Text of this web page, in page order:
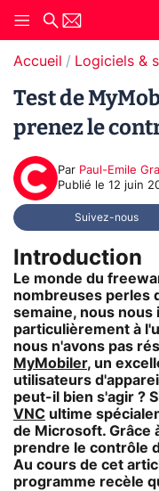
Accueil Logiciels &
Test de
prenez le
Par Paul-Emile
Publié le 12 juin
Suivez-nous
Introduction
Le monde du
nombreuses perles
semaine, nous
particulièrement à
nous n'avons pas
MyMobiler, un
utilisateurs
peut-il bien s'agir ?
VNC ultime
de Microsoft. Grâce
prendre le contrôle
Au cours de cet
programme recèle